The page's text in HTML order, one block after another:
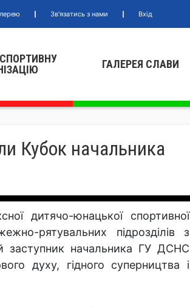
Зв'язатись з нами Вхід
ГАЛЕРЕЯ СЛАВИ
Кубок начальника
дитячо-юнацької спортивної
рятувальних підрозділів з
заступник начальника ГУ ДСНС
духу, гідного суперництва і